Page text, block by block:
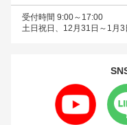
受付時間 9:00～17:00
土日祝日、12月31日～1月3